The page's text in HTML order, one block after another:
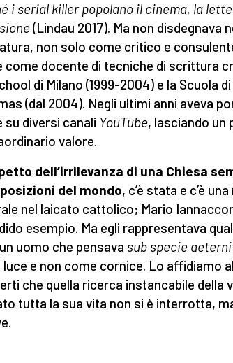
i serial killer popolano il cinema, la
(Lindau 2017). Ma non disdegnava
non solo come critico e
come docente di tecniche di scrittura
di Milano (1999-2004) e la Scuola
(dal 2004). Negli ultimi anni aveva
su diversi canali YouTube, lasciando un
valore.
dell’irrilevanza di una Chiesa
del mondo, c’è stata e c’è
nel laicato cattolico; Mario
esempio. Ma egli rappresentava
uomo che pensava sub specie
e non come cornice. Lo affidiamo
che quella ricerca instancabile della
tutta la sua vita non si è interrotta,